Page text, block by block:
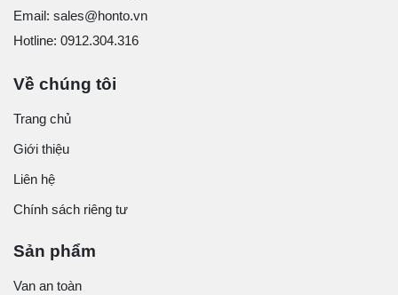
Email: sales@honto.vn
Hotline: 0912.304.316
Về chúng tôi
Trang chủ
Giới thiệu
Liên hệ
Chính sách riêng tư
Sản phẩm
Van an toàn